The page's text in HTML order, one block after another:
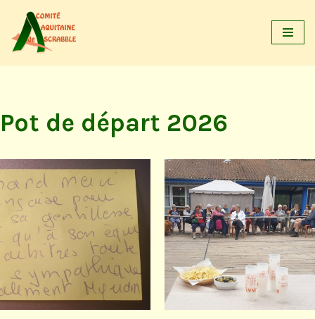
Aller
au
Pot de départ 2026